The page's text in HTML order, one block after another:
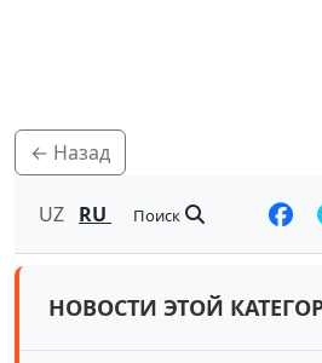
← Назад
UZ RU Поиск
НОВОСТИ ЭТОЙ